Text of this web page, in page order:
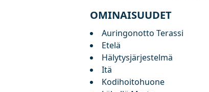
OMINAISUUDET
Auringonotto Terassi
Etelä
Hälytysjärjestelmä
Itä
Kodihoitohuone